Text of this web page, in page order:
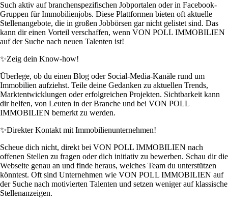
Such aktiv auf branchenspezifischen Jobportalen oder in Facebook-
Gruppen für Immobilienjobs. Diese Plattformen bieten oft aktuelle
Stellenangebote, die in großen Jobbörsen gar nicht gelistet sind. Das
kann dir einen Vorteil verschaffen, wenn VON POLL IMMOBILIEN
auf der Suche nach neuen Talenten ist!
✨Zeig dein Know-how!
Überlege, ob du einen Blog oder Social-Media-Kanäle rund um
Immobilien aufziehst. Teile deine Gedanken zu aktuellen Trends,
Marktentwicklungen oder erfolgreichen Projekten. Sichtbarkeit kann
dir helfen, von Leuten in der Branche und bei VON POLL
IMMOBILIEN bemerkt zu werden.
✨Direkter Kontakt mit Immobilienunternehmen!
Scheue dich nicht, direkt bei VON POLL IMMOBILIEN nach
offenen Stellen zu fragen oder dich initiativ zu bewerben. Schau dir die
Webseite genau an und finde heraus, welches Team du unterstützen
könntest. Oft sind Unternehmen wie VON POLL IMMOBILIEN auf
der Suche nach motivierten Talenten und setzen weniger auf klassische
Stellenanzeigen.